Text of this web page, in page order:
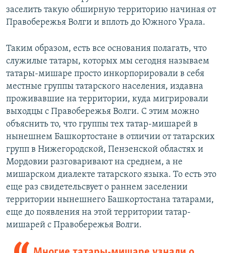
заселить такую обширную территорию начиная от
Правобережья Волги и вплоть до Южного Урала.
Таким образом, есть все основания полагать, что
служилые татары, которых мы сегодня называем
татары-мишаре просто инкорпорировали в себя
местные группы татарского населения, издавна
проживавшие на территории, куда мигрировали
выходцы с Правобережья Волги. С этим можно
объяснить то, что группы тех татар-мишарей в
нынешнем Башкортостане в отличии от татарских
групп в Нижегородской, Пензенской областях и
Мордовии разговаривают на среднем, а не
мишарском диалекте татарского языка. То есть это
еще раз свидетельсвует о раннем заселении
территории нынешнего Башкортостана татарами,
еще до появления на этой территории татар-
мишарей с Правобережья Волги.